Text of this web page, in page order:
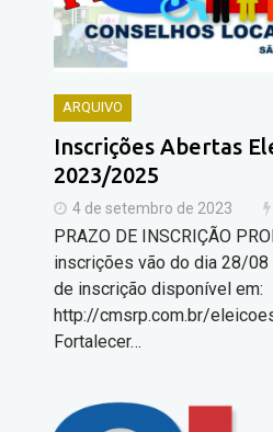
ARQUIVO
Inscrições Abertas
2023/2025
4 de setembro de 2023
PRAZO DE INSCRIÇÃO
inscrições vão do dia 28/
de inscrição disponível em:
http://cmsrp.com.br/
Fortalecer…